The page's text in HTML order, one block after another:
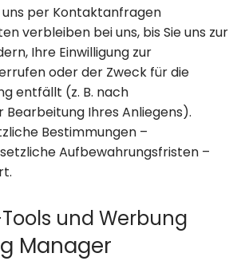
uns per Kontaktanfragen
verbleiben bei uns, bis Sie uns zur
Ihre Einwilligung zur
oder der Zweck für die
entfällt (z. B. nach
Ihres Anliegens).
Bestimmungen –
Aufbewahrungsfristen –
und Werbung
Manager